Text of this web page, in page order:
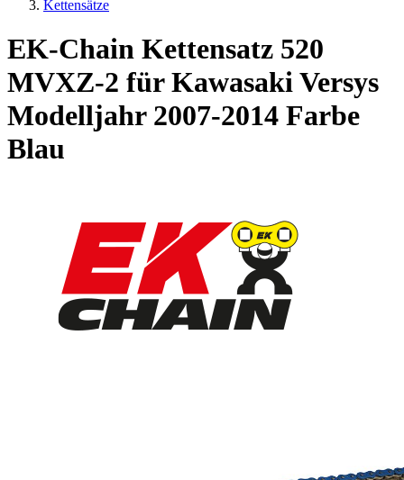
Kettensätze
EK-Chain Kettensatz 520
MVXZ-2 für Kawasaki Versys
Modelljahr 2007-2014 Farbe
Blau